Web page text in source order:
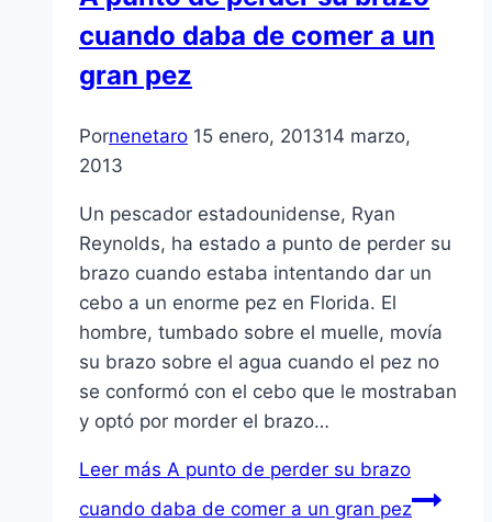
cuando daba de comer a un
gran pez
Pornenetaro 15 enero, 201314 marzo,
2013
Un pescador estadounidense, Ryan
Reynolds, ha estado a punto de perder su
brazo cuando estaba intentando dar un
cebo a un enorme pez en Florida. El
hombre, tumbado sobre el muelle, moví­a
su brazo sobre el agua cuando el pez no
se conformó con el cebo que le mostraban
y optó por morder el brazo…
Leer más A punto de perder su brazo
cuando daba de comer a un gran pez